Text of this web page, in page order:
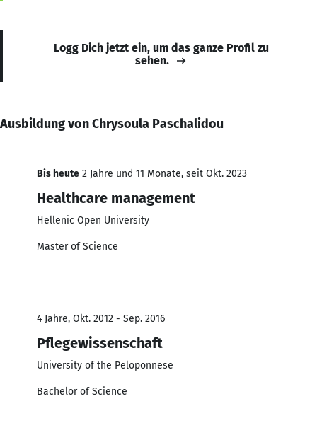
Logg Dich jetzt ein, um das ganze Profil zu
sehen.
Ausbildung von Chrysoula Paschalidou
Bis heute 2 Jahre und 11 Monate, seit Okt. 2023
Healthcare management
Hellenic Open University
Master of Science
4 Jahre, Okt. 2012 - Sep. 2016
Pflegewissenschaft
University of the Peloponnese
Bachelor of Science